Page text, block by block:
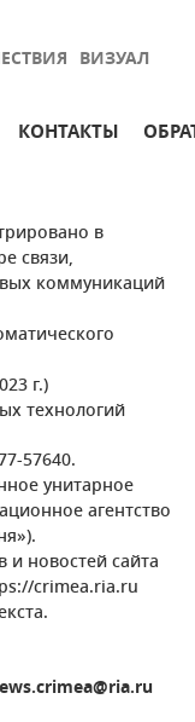
ВИЗУАЛ
КОНТАКТЫ
в
связи,
коммуникаций
г.)
технологий
57640.
унитарное
агентство
новостей сайта
crimea.ria.ru